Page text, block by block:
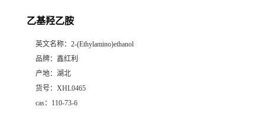
乙基羟乙胺
英文名称： 2-(Ethylamino)ethanol
品牌： 鑫红利
产地： 湖北
货号： XHL0465
cas： 110-73-6